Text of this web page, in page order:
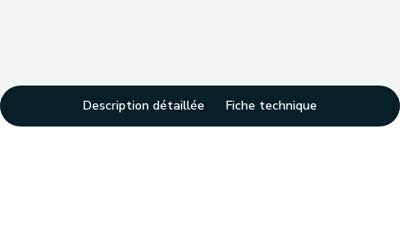
Description détaillée Fiche technique